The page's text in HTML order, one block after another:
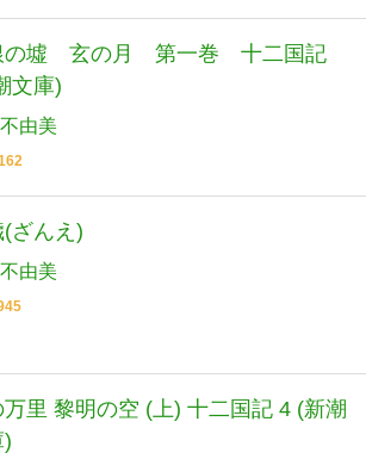
の墟 玄の月 第一巻 十二国記
文庫)
由美
ざんえ)
由美
万里 黎明の空 (上) 十二国記 4 (新潮
)